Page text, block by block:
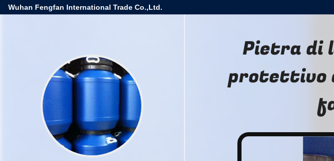
Wuhan Fengfan International Trade Co.,Ltd.
Pietra di
protettivo